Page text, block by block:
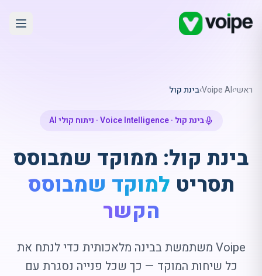
ראשי›
Voipe AI
›בינת קול
בינת קול · Voice Intelligence · ניתוח קולי AI
בינת קול: ממוקד שמבוסס
תסריט למוקד שמבוסס
הקשר
Voipe משתמשת בבינה מלאכותית כדי לנתח את
כל שיחות המוקד — כך שכל פנייה נסגרת עם